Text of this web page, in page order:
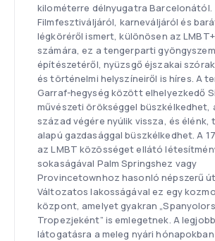
kilométerre délnyugatra Barcelonától.
Filmfesztiváljáról, karneváljáról és
légköréről ismert, különösen az
számára, ez a tengerparti
építészetéről, nyüzsgő éjszakai
és történelmi helyszíneiről is híres. A
Garraf-hegység között elhelyezkedő
művészeti örökséggel büszkélkedhet,
század végére nyúlik vissza, és élénk,
alapú gazdasággal büszkélkedhet. A
az LMBT közösséget ellátó
sokaságával Palm Springshez vagy
Provincetownhoz hasonló népszerű
Változatos lakosságával ez egy
központ, amelyet gyakran
Tropezjeként” is emlegetnek. A
látogatásra a meleg nyári hónapokban